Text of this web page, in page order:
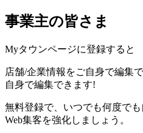
事業主の皆さま
Myタウンページに登録すると
店舗/企業情報をご自身で編集
自身で編集できます!
無料登録で、いつでも何度で
Web集客を強化しましょう。